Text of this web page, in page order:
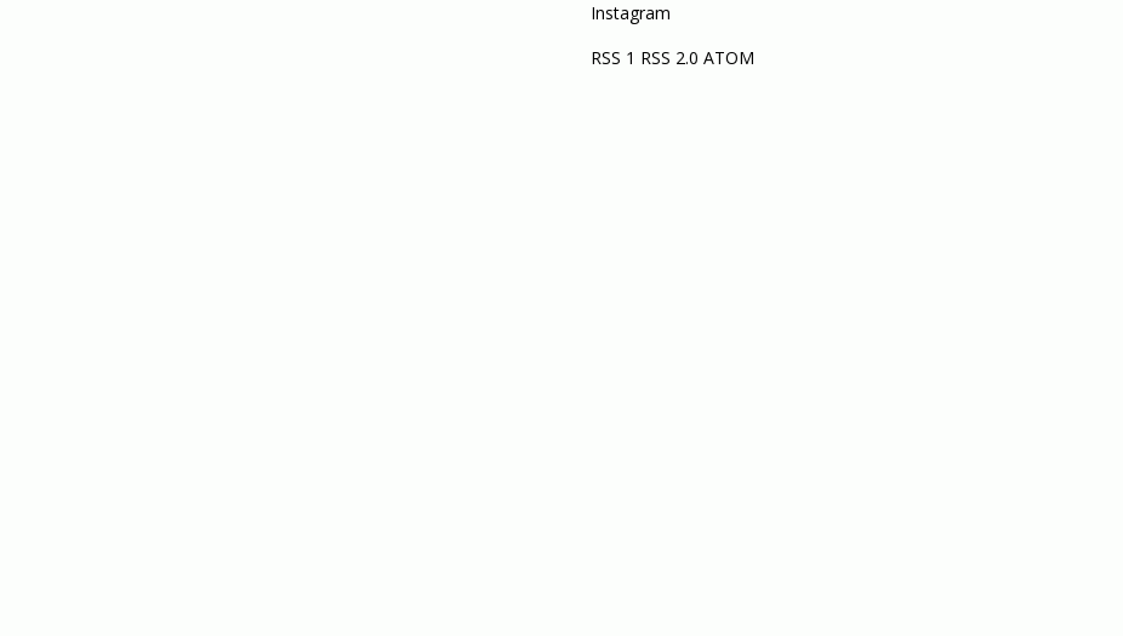
Instagram
RSS 1 RSS 2.0 ATOM